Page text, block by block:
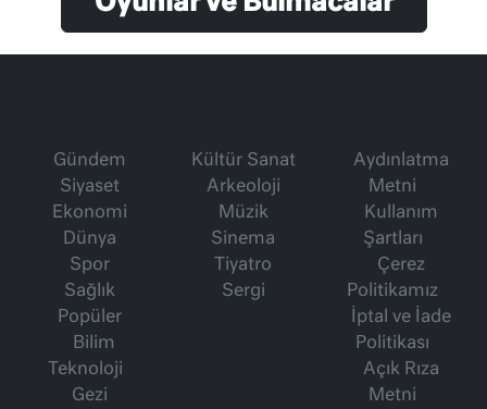
Gündem
Siyaset
Ekonomi
Dünya
Spor
Sağlık
Popüler
Bilim
Teknoloji
Gezi
Kültür Sanat
Arkeoloji
Müzik
Sinema
Tiyatro
Sergi
Aydınlatma
Metni
Kullanım
Şartları
Çerez
Politikamız
İptal ve İade
Politikası
Açık Rıza
Metni